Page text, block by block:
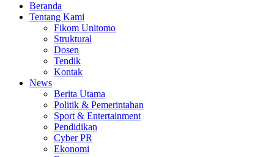
Beranda
Tentang Kami
Fikom Unitomo
Struktural
Dosen
Tendik
Kontak
News
Berita Utama
Politik & Pemerintahan
Sport & Entertainment
Pendidikan
Cyber PR
Ekonomi